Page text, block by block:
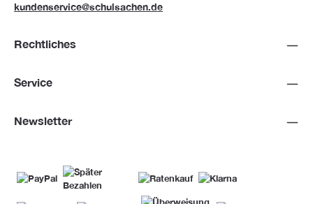
kundenservice@schulsachen.de
Rechtliches
Service
Newsletter